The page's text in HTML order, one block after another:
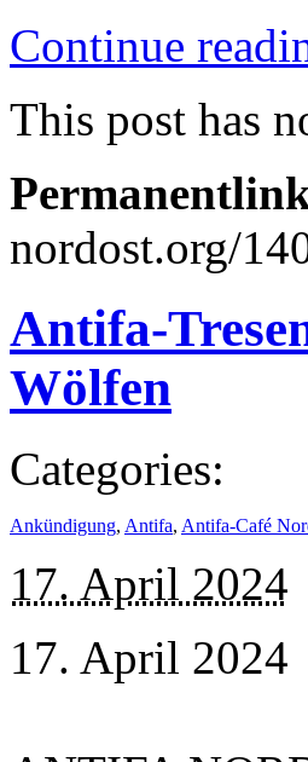
Continue
This post has
nordost.org/
Antifa-
Wölfen
Categories:
Ankündigung, Antifa, Antifa-Café
17. April 2024
17. April 2024